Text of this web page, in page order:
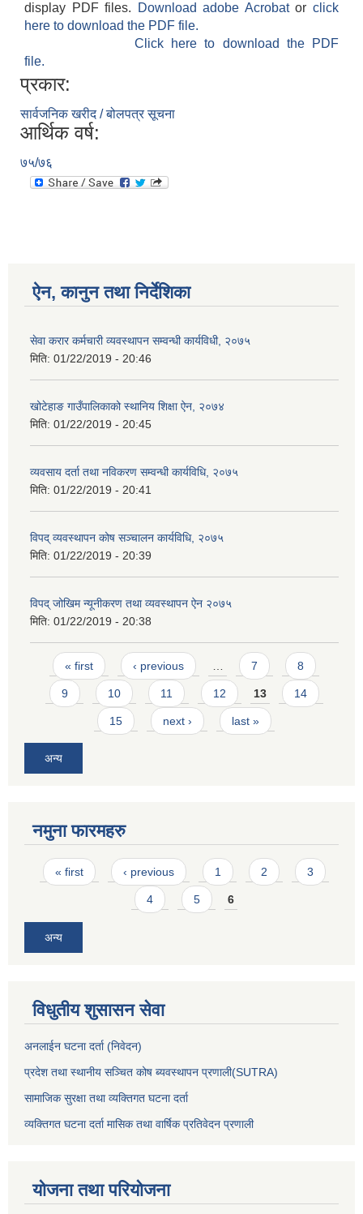
display PDF files.
Download adobe Acrobatorclick
here to download the PDF file.
Click here to download the PDF
file.
प्रकार:
सार्वजनिक खरीद / बोलपत्र सूचना
आर्थिक वर्ष:
७५/७६
ऐन, कानुन तथा निर्देशिका
सेवा करार कर्मचारी व्यवस्थापन सम्वन्धी कार्यविधी, २०७५
मिति: 01/22/2019 - 20:46
खोटेहाङ गाउँपालिकाको स्थानिय शिक्षा ऐन, २०७४
मिति: 01/22/2019 - 20:45
व्यवसाय दर्ता तथा नविकरण सम्वन्धी कार्यविधि, २०७५
मिति: 01/22/2019 - 20:41
विपद् व्यवस्थापन कोष सञ्चालन कार्यविधि, २०७५
मिति: 01/22/2019 - 20:39
विपद् जोखिम न्यूनीकरण तथा व्यवस्थापन ऐन २०७५
मिति: 01/22/2019 - 20:38
Pages
« first ‹ previous 7 8
9 10 11 12 13 14
15 next › last »
अन्य
नमुना फारमहरु
Pages
« first ‹ previous 1 2 3
4 5 6
अन्य
विधुतीय शुसासन सेवा
अनलाईन घटना दर्ता (निवेदन)
प्रदेश तथा स्थानीय सञ्चित कोष ब्यवस्थापन प्रणाली(SUTRA)
सामाजिक सुरक्षा तथा व्यक्तिगत घटना दर्ता
व्यक्तिगत घटना दर्ता मासिक तथा वार्षिक प्रतिवेदन प्रणाली
योजना तथा परियोजना